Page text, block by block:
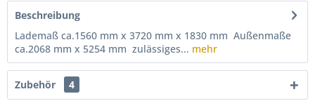
Beschreibung
Lademaß ca.1560 mm x 3720 mm x 1830 mm Außenmaße
ca.2068 mm x 5254 mm zulässiges... mehr
Zubehör 4